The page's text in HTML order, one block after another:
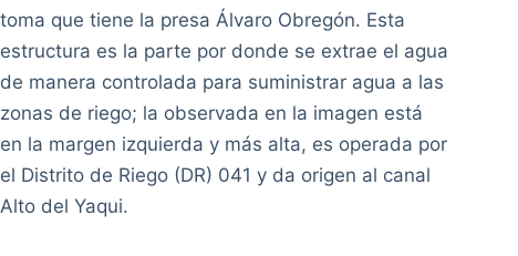
toma que tiene la presa Álvaro Obregón. Esta
estructura es la parte por donde se extrae el agua
de manera controlada para suministrar agua a las
zonas de riego; la observada en la imagen está
en la margen izquierda y más alta, es operada por
el Distrito de Riego (DR) 041 y da origen al canal
Alto del Yaqui.